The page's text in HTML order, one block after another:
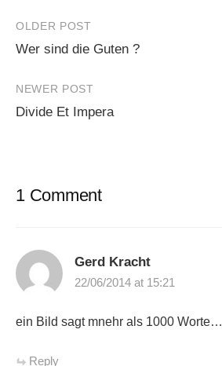
Post
navigation
OLDER POST
Wer sind die Guten ?
NEWER POST
Divide Et Impera
1 Comment
Gerd Kracht
22/06/2014 at 15:21
ein Bild sagt mnehr als 1000 Worte…
Reply